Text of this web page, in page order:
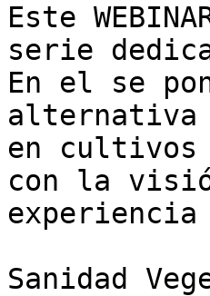
Este
serie
En el se
en cultivos
con la
Sanidad